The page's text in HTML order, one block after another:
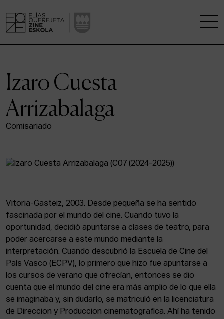
CENTRO DE INVESTIGACIÓN
ESTUDIOS
LA CASA DEL CINE
ACTUALIDAD
Intranet
EUS
ENG
Izaro Cuesta
Arrizabalaga
Comisariado
Vitoria-Gasteiz, 2003. Desde pequeña se ha sentido
fascinada por el mundo del cine. Cuando tuvo la
oportunidad, decidió apuntarse a clases de teatro, para
poder acercarse a este mundo mediante la
interpretación. Cuando descubrió la Escuela de Cine del
País Vasco (ECPV), lo primero que hizo fue apuntarse a
los cursos de verano que ofrecían, entonces se dio
cuenta que el mundo del cine era más amplio de lo que ella
se imaginaba y, sin dudarlo, se matriculó en la licenciatura
de Direccion y Produccion cinematografica. Ahí ha tenido